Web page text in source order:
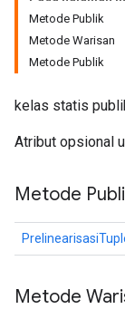
Metode Publik
Metode Warisan
Metode Publik
kelas statis
Atribut opsional
Metode
Metode